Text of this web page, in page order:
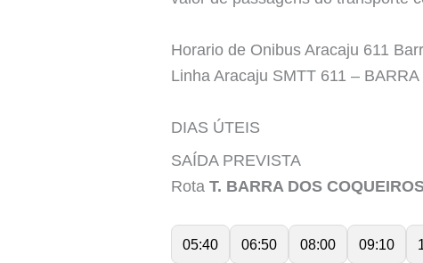
Horario de Onibus Aracaju 611
Linha Aracaju SMTT 611 –
DIAS ÚTEIS
SAÍDA PREVISTA
Rota T. BARRA DOS
05:40 06:50 08:00 09:10